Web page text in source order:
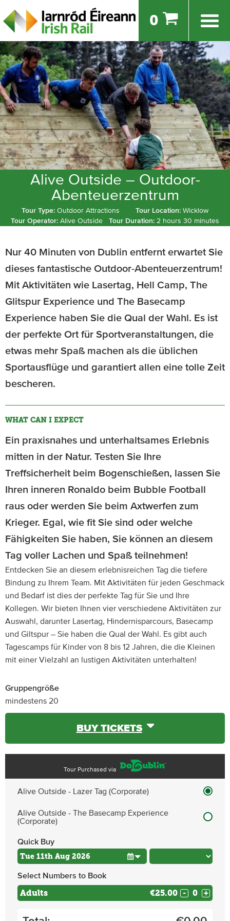
0
Alive Outside – Outdoor-
Abenteuerzentrum
Tour Type: Outdoor Attractions Tour Location:Wicklow
Tour Operator:Alive Outside Tour Duration: 2 hours 30 minutes
Nur 40 Minuten von Dublin entfernt erwartet Sie
dieses fantastische Outdoor-Abenteuerzentrum!
Mit Aktivitäten wie Lasertag, Hell Camp, The
Glitspur Experience und The Basecamp
Experience haben Sie die Qual der Wahl. Es ist
der perfekte Ort für Sportveranstaltungen, die
etwas mehr Spaß machen als die üblichen
Sportausflüge und garantiert allen eine tolle Zeit
bescheren.
WHAT CAN I EXPECT
Ein praxisnahes und unterhaltsames Erlebnis
mitten in der Natur. Testen Sie Ihre
Treffsicherheit beim Bogenschießen, lassen Sie
Ihren inneren Ronaldo beim Bubble Football
raus oder werden Sie beim Axtwerfen zum
Krieger. Egal, wie fit Sie sind oder welche
Fähigkeiten Sie haben, Sie können an diesem
Tag voller Lachen und Spaß teilnehmen!
Entdecken Sie an diesem erlebnisreichen Tag die tiefere
Bindung zu Ihrem Team. Mit Aktivitäten für jeden Geschmack
und Bedarf ist dies der perfekte Tag für Sie und Ihre
Kollegen. Wir bieten Ihnen vier verschiedene Aktivitäten zur
Auswahl, darunter Lasertag, Hindernisparcours, Basecamp
und Giltspur – Sie haben die Qual der Wahl. Es gibt auch
Tagescamps für Kinder von 8 bis 12 Jahren, die die Kleinen
mit einer Vielzahl an lustigen Aktivitäten unterhalten!
Gruppengröße
mindestens 20
BUY TICKETS
Tour Purchased via
Alive Outside - Lazer Tag (Corporate)
Alive Outside - The Basecamp Experience
(Corporate)
Quick Buy
Select Numbers to Book
Adults €25.00 - +